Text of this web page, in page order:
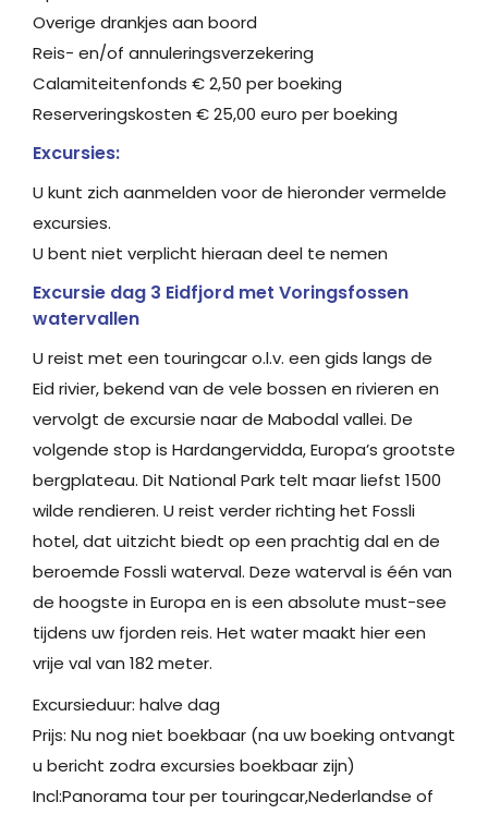
Overige drankjes aan boord
Reis- en/of annuleringsverzekering
Calamiteitenfonds € 2,50 per boeking
Reserveringskosten € 25,00 euro per boeking
Excursies:
U kunt zich aanmelden voor de hieronder vermelde
excursies.
U bent niet verplicht hieraan deel te nemen
Excursie dag 3 Eidfjord met Voringsfossen
watervallen
U reist met een touringcar o.l.v. een gids langs de
Eid rivier, bekend van de vele bossen en rivieren en
vervolgt de excursie naar de Mabodal vallei. De
volgende stop is Hardangervidda, Europa’s grootste
bergplateau. Dit National Park telt maar liefst 1500
wilde rendieren. U reist verder richting het Fossli
hotel, dat uitzicht biedt op een prachtig dal en de
beroemde Fossli waterval. Deze waterval is één van
de hoogste in Europa en is een absolute must-see
tijdens uw fjorden reis. Het water maakt hier een
vrije val van 182 meter.
Excursieduur: halve dag
Prijs: Nu nog niet boekbaar (na uw boeking ontvangt
u bericht zodra excursies boekbaar zijn)
Incl:Panorama tour per touringcar,Nederlandse of